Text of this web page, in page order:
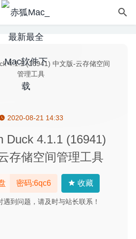
2020-08-21 14:33
Duck 4.1.1 (16941)
存储空间管理工具
密码:6qc6 收藏
遇到问题，请及时与站长联系！
重复文件预防检查删除工具
中文版 – 超级火爆的益智类游戏
硬件温度监控 2026-03-20
– GTD任务待办事项管理 2020-07-10
理软件 2025-07-01